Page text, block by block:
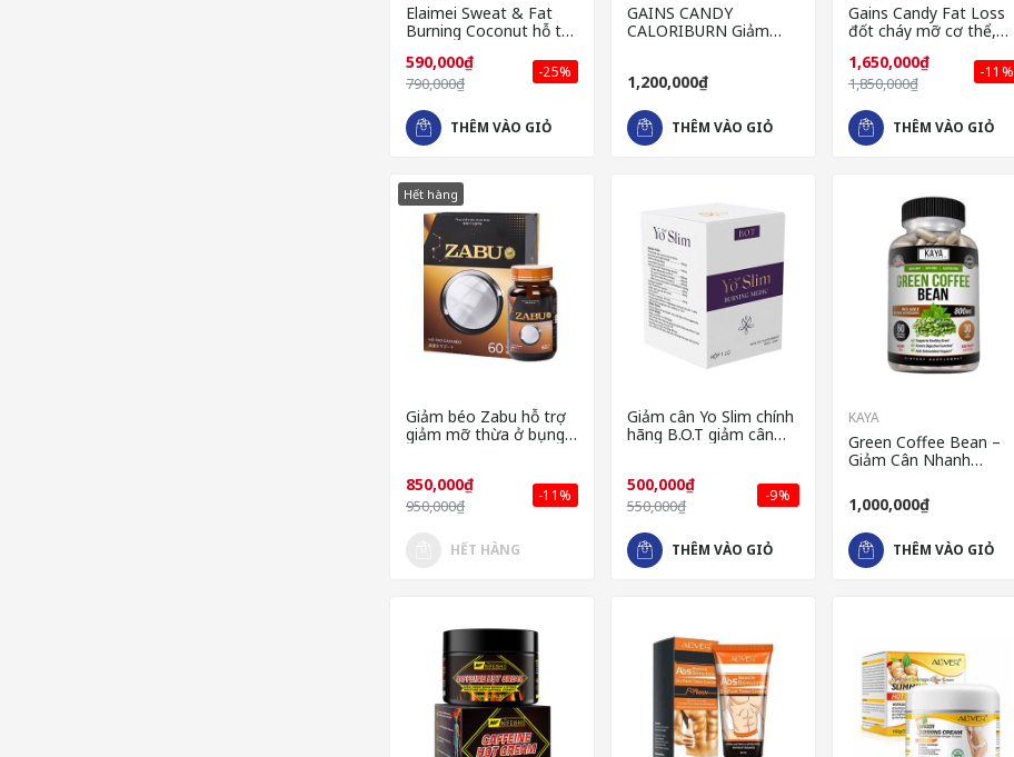
Elaimei Sweat & Fat
Burning Coconut hỗ trợ
590,000₫
790,000₫
-25%
THÊM VÀO GIỎ
GAINS CANDY
CALORIBURN Giảm
1,200,000₫
THÊM VÀO GIỎ
Gains Candy Fat Loss
đốt cháy mỡ cơ thể,
luyện của Mỹ
1,650,000₫
1,850,000₫
-11%
THÊM VÀO GIỎ
Hết hàng
Giảm béo Zabu hỗ trợ
giảm mỡ thừa ở bụng,
850,000₫
950,000₫
-11%
HẾT HÀNG
Giảm cân Yo Slim chính
hãng B.O.T giảm cân
500,000₫
550,000₫
-9%
THÊM VÀO GIỎ
KAYA
Green Coffee Bean –
Giảm Cân Nhanh
Toàn Của Mỹ
1,000,000₫
THÊM VÀO GIỎ